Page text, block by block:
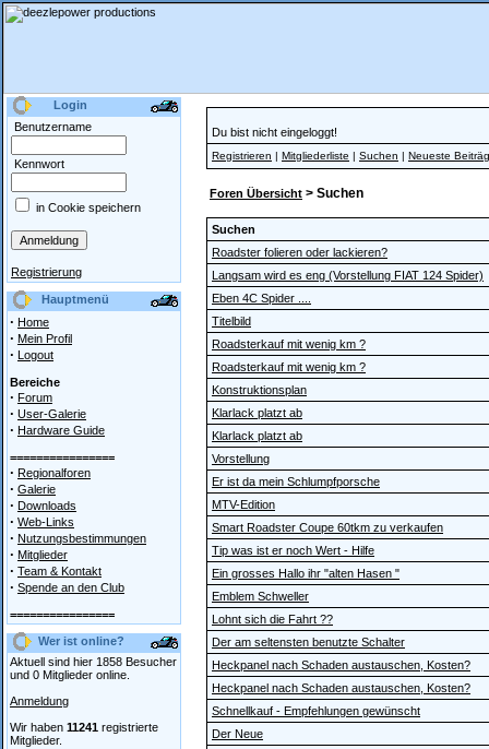
Login
Benutzername
Kennwort
in Cookie speichern
Registrierung
Hauptmenü
· Home
· Mein Profil
· Logout
Bereiche
· Forum
· User-Galerie
· Hardware Guide
================
· Regionalforen
· Galerie
· Downloads
· Web-Links
· Nutzungsbestimmungen
· Mitglieder
· Team & Kontakt
· Spende an den Club
================
Wer ist online?
Aktuell sind hier 1858 Besucher
und 0 Mitglieder online.
Anmeldung
Wir haben 11241 registrierte
Mitglieder.
Du bist nicht eingeloggt!
Registrieren | Mitgliederliste | Suchen | Neueste
Foren Übersicht > Suchen
Suchen
Roadster folieren oder lackieren?
Langsam wird es eng (Vorstellung FIAT 124 Spider)
Eben 4C Spider ....
Titelbild
Roadsterkauf mit wenig km ?
Roadsterkauf mit wenig km ?
Konstruktionsplan
Klarlack platzt ab
Klarlack platzt ab
Vorstellung
Er ist da mein Schlumpfporsche
MTV-Edition
Smart Roadster Coupe 60tkm zu verkaufen
Tip was ist er noch Wert - Hilfe
Ein grosses Hallo ihr "alten Hasen "
Emblem Schweller
Lohnt sich die Fahrt ??
Der am seltensten benutzte Schalter
Heckpanel nach Schaden austauschen, Kosten?
Heckpanel nach Schaden austauschen, Kosten?
Schnellkauf - Empfehlungen gewünscht
Der Neue